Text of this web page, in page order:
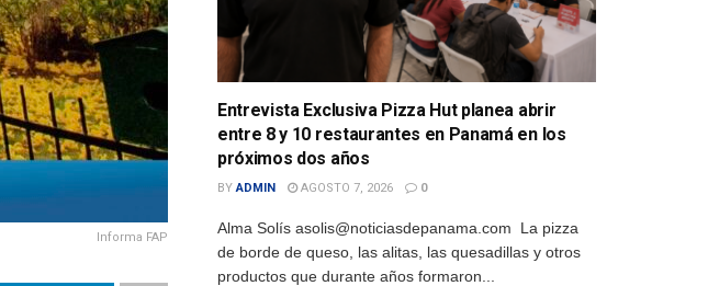
Informa FAP
Entrevista Exclusiva Pizza Hut planea abrir
entre 8 y 10 restaurantes en Panamá en los
próximos dos años
BY ADMIN AGOSTO 7, 2026 0
Alma Solís asolis@noticiasdepanama.com La pizza
de borde de queso, las alitas, las quesadillas y otros
productos que durante años formaron...